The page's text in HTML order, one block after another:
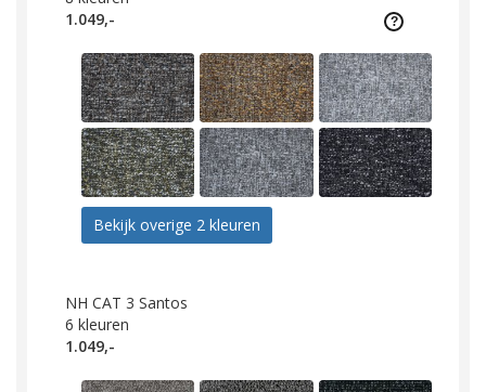
1.049,-
Bekijk overige 2 kleuren
NH CAT 3 Santos
6 kleuren
1.049,-